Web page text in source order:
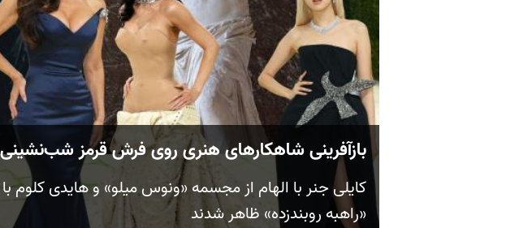
بازآفرینی شاهکارهای هنری روی فرش قرمز شب‌نشینی
کایلی جنر با الهام از مجسمه «ونوس میلو» و هایدی کلوم
«راهبه روبندزده» ظاهر شدند